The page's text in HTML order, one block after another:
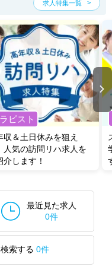
求人特集一覧
ピスト
収＆土日休みを狙え
人気の訪問リハ求人を
介します！
最近見た求人
0件
索する 0件